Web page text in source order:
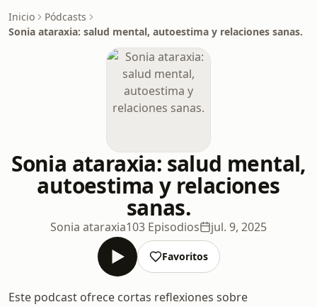
Inicio
Pódcasts
Sonia ataraxia: salud mental, autoestima y relaciones sanas.
Sonia ataraxia: salud mental,
autoestima y relaciones
sanas.
Sonia ataraxia103 Episodios jul. 9, 2025
Favoritos
Este podcast ofrece cortas reflexiones sobre